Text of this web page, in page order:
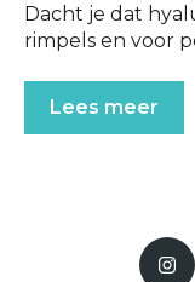
Dacht je dat
rimpels en voor
Lees meer